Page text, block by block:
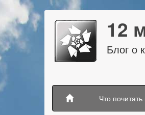
12
Блог о
Что